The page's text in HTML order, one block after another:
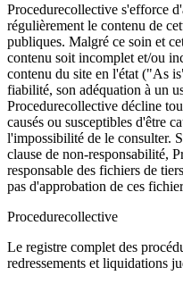
Procedurecollective s'efforce
régulièrement le contenu de
publiques. Malgré ce soin et
contenu soit incomplet et/ou
contenu du site en l'état ("As
fiabilité, son adéquation à un
Procedurecollective décline
causés ou susceptibles d'être
l'impossibilité de le consulter.
clause de non-responsabilité,
responsable des fichiers de
pas d'approbation de ces
Procedurecollective
Le registre complet des
redressements et liquidations